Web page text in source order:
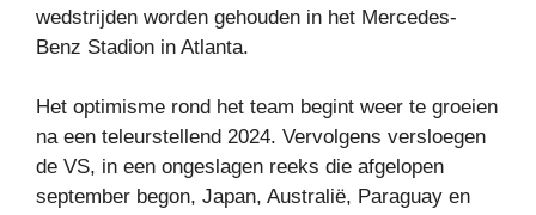
wedstrijden worden gehouden in het Mercedes-
Benz Stadion in Atlanta.
Het optimisme rond het team begint weer te groeien
na een teleurstellend 2024. Vervolgens versloegen
de VS, in een ongeslagen reeks die afgelopen
september begon, Japan, Australië, Paraguay en